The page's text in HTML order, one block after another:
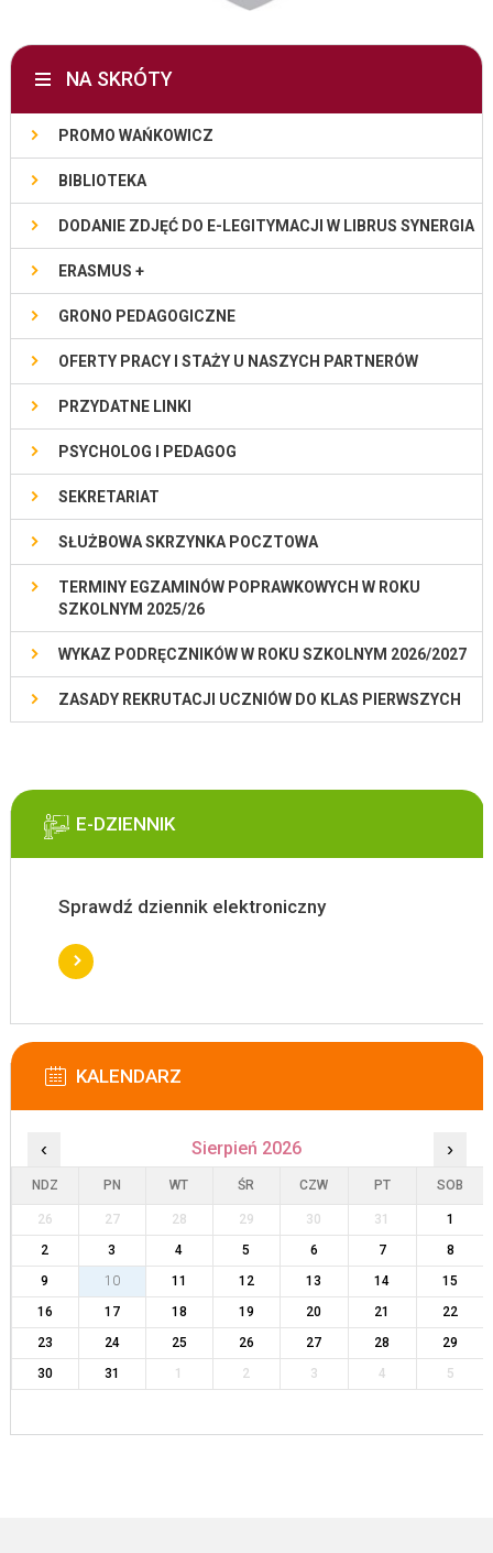
NA SKRÓTY
PROMO WAŃKOWICZ
BIBLIOTEKA
DODANIE ZDJĘĆ DO E-LEGITYMACJI W LIBRUS SYNERGIA
ERASMUS +
GRONO PEDAGOGICZNE
OFERTY PRACY I STAŻY U NASZYCH PARTNERÓW
PRZYDATNE LINKI
PSYCHOLOG I PEDAGOG
SEKRETARIAT
SŁUŻBOWA SKRZYNKA POCZTOWA
TERMINY EGZAMINÓW POPRAWKOWYCH W ROKU
SZKOLNYM 2025/26
WYKAZ PODRĘCZNIKÓW W ROKU SZKOLNYM 2026/2027
ZASADY REKRUTACJI UCZNIÓW DO KLAS PIERWSZYCH
E-DZIENNIK
Sprawdź dziennik elektroniczny
KALENDARZ
‹ Sierpień 2026 ›
NDZ PN WT ŚR CZW PT SOB
26 27 28 29 30 31
1
2
3 4 5 6 7
8
9
10 11 12 13 14
15
16
17 18 19 20 21
22
23
24 25 26 27 28
29
30
31 1 2 3 4 5